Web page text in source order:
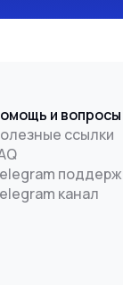
и вопросы
ссылки
канал